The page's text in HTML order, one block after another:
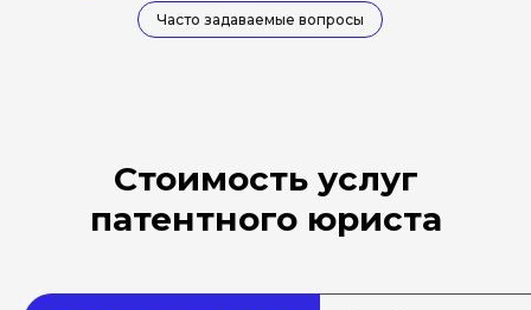
Часто задаваемые вопросы
Стоимость услуг
патентного юриста